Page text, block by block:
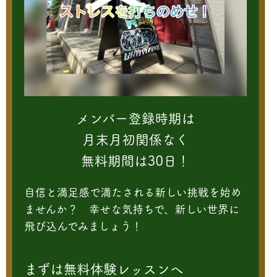
メンバー登録時期は
月末月初関係なく
無料期間は30日！
自信と満足感で満たされる新しい挑戦を始め
ませんか？ 幸せな気持ちで、新しい世界に
飛び込んでみましょう！
まずは無料体験レッスンへ